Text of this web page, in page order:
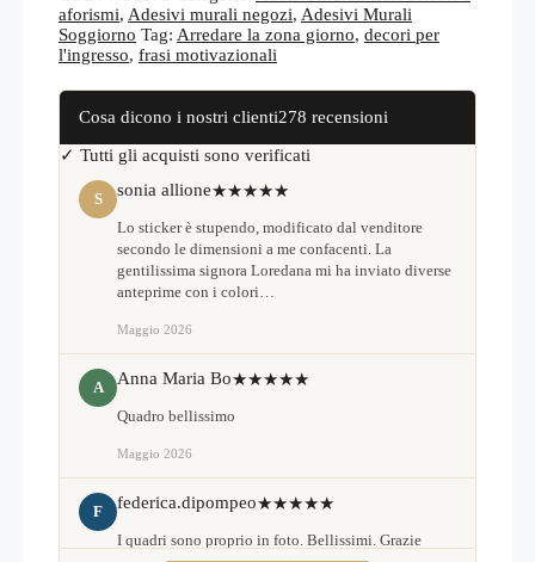
WS1873
quantità
aforismi, Adesivi murali negozi, Adesivi Murali
Soggiorno Tag: Arredare la zona giorno, decori per
l'ingresso, frasi motivazionali
Cosa dicono i nostri clienti278 recensioni
✓ Tutti gli acquisti sono verificati
S sonia allione★★★★★
Lo sticker è stupendo, modificato dal venditore
secondo le dimensioni a me confacenti. La
gentilissima signora Loredana mi ha inviato diverse
anteprime con i colori…
Maggio 2026
A Anna Maria Bo★★★★★
Quadro bellissimo
Maggio 2026
F federica.dipompeo★★★★★
I quadri sono proprio in foto. Bellissimi. Grazie